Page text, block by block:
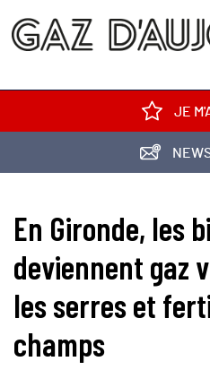
JE
En Gironde, les
deviennent gaz
les serres et
champs